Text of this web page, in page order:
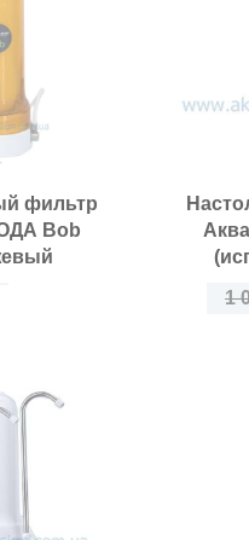
фильтр
Bob
1